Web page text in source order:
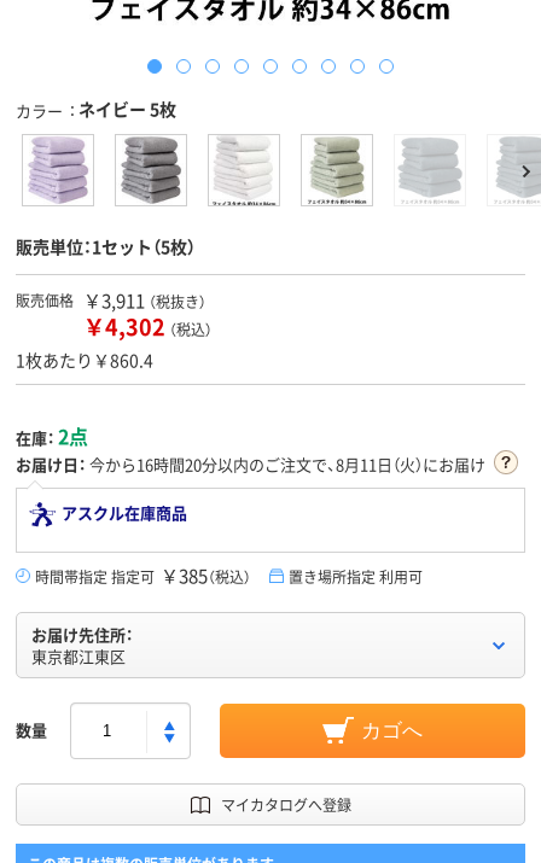
カラー ネイビー 5枚
販売単位：1セット（5枚）
販売価格 ￥3,911 （税抜き）
￥4,302 （税込）
1枚あたり￥860.4
在庫： 2点
お届け日： 今から16時間20分以内のご注文で、8月11日（火）にお届け
アスクル在庫商品
時間帯指定 指定可 ￥385（税込） 置き場所指定 利用可
お届け先住所：
東京都江東区
数量 カゴへ
マイカタログへ登録